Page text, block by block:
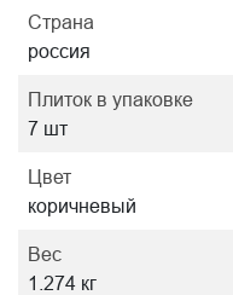
Страна
россия
Плиток в упаковке
7 шт
Цвет
коричневый
Вес
1.274 кг